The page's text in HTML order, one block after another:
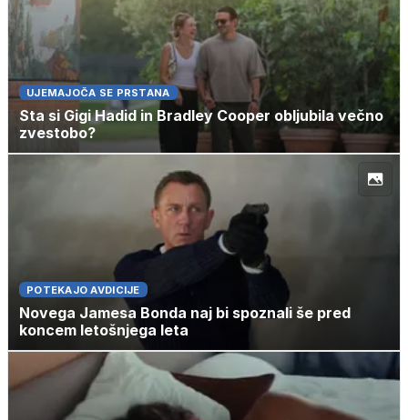
UJEMAJOČA SE PRSTANA
Sta si Gigi Hadid in Bradley Cooper obljubila večno
zvestobo?
POTEKAJO AVDICIJE
Novega Jamesa Bonda naj bi spoznali še pred
koncem letošnjega leta